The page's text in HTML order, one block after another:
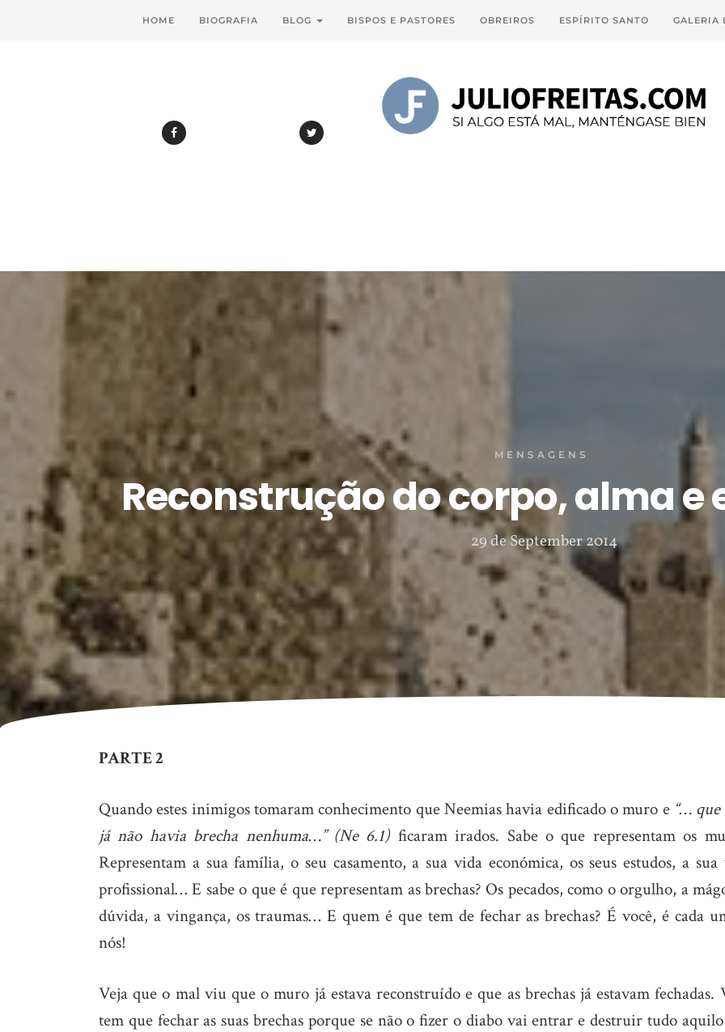
HOME BIOGRAFIA BLOG BISPOS E PASTORES OBREIROS ESPÍRITO SANTO GALERIA
MENSAGENS
Reconstrução do corpo, alma e
29 de September 2014
Reconstrução
corpo,
alma
e
espírito
(Pt.2)
PARTE 2
Quando estes inimigos tomaram conhecimento que Neemias havia edificado o muro e “…
já não havia brecha nenhuma…” (Ne 6.1)ficaram irados. Sabe o que representam os
Representam a sua família, o seu casamento, a sua vida económica, os seus estudos, a sua
profissional… E sabe o que é que representam as brechas? Os pecados, como o orgulho, a
dúvida, a vingança, os traumas… E quem é que tem de fechar as brechas? É você, é cada
nós!
Veja que o mal viu que o muro já estava reconstruído e que as brechas já estavam fechadas.
tem que fechar as suas brechas porque se não o fizer o diabo vai entrar e destruir tudo